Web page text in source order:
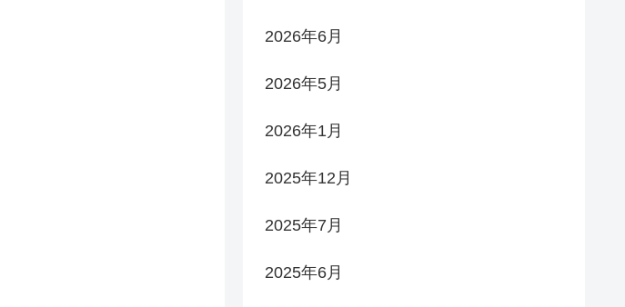
2026年6月
2026年5月
2026年1月
2025年12月
2025年7月
2025年6月